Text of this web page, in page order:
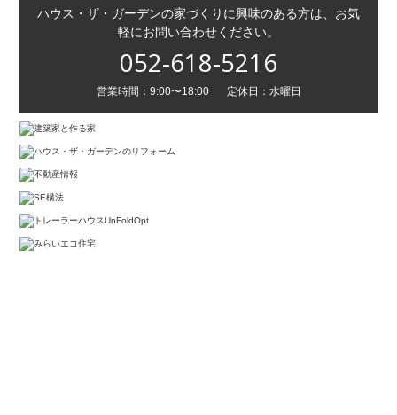
ハウス・ザ・ガーデンの家づくりに興味のある方は、お気
軽にお問い合わせください。
052-618-5216
営業時間：9:00〜18:00 定休日：水曜日